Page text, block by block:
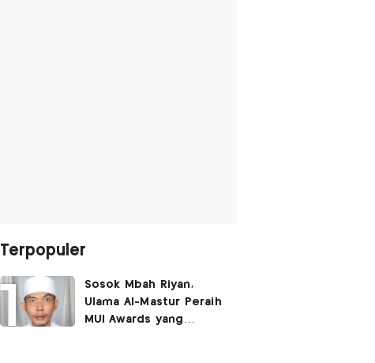
Terpopuler
Sosok Mbah Riyan,
Ulama Al-Mastur Peraih
MUI Awards yang